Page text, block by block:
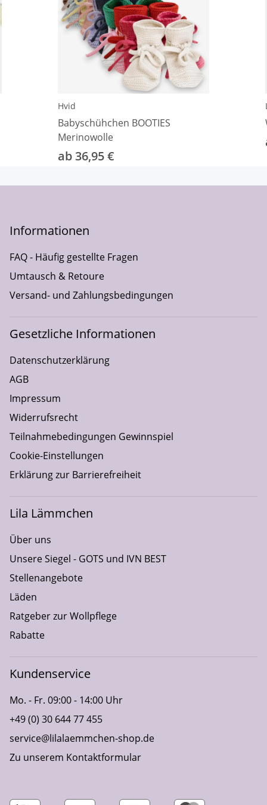
Hvid
Babyschühchen BOOTIES
Merinowolle
ab 36,95 €
Informationen
FAQ - Häufig gestellte Fragen
Umtausch & Retoure
Versand- und Zahlungsbedingungen
Gesetzliche Informationen
Datenschutzerklärung
AGB
Impressum
Widerrufsrecht
Teilnahmebedingungen Gewinnspiel
Cookie-Einstellungen
Erklärung zur Barrierefreiheit
Lila Lämmchen
Über uns
Unsere Siegel - GOTS und IVN BEST
Stellenangebote
Läden
Ratgeber zur Wollpflege
Rabatte
Kundenservice
Mo. - Fr. 09:00 - 14:00 Uhr
+49 (0) 30 644 77 455
service@lilalaemmchen-shop.de
Zu unserem Kontaktformular